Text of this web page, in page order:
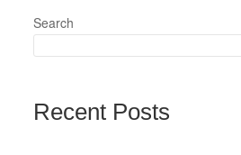
Search
Recent Posts